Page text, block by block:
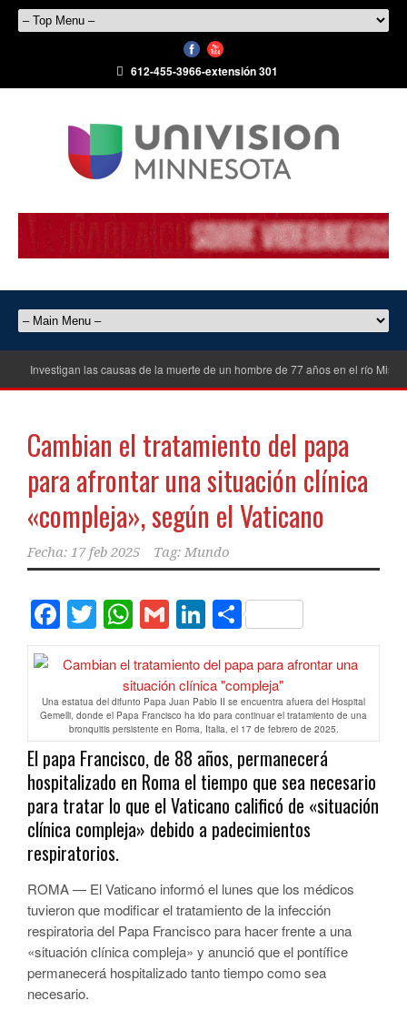
612-455-3966-extensión 301
Investigan las causas de la muerte de un hombre de 77 años en el río
Cambian el tratamiento del papa
para afrontar una situación clínica
«compleja», según el Vaticano
Fecha: 17 feb 2025 Tag: Mundo
Facebook
Twitter
WhatsApp
GmailLinkedIn
Compartir
Una estatua del difunto Papa Juan Pablo II se encuentra afuera del Hospital
Gemelli, donde el Papa Francisco ha ido para continuar el tratamiento de una
bronquitis persistente en Roma, Italia, el 17 de febrero de 2025.
El papa Francisco, de 88 años, permanecerá
hospitalizado en Roma el tiempo que sea necesario
para tratar lo que el Vaticano calificó de «situación
clínica compleja» debido a padecimientos
respiratorios.
ROMA — El Vaticano informó el lunes que los médicos
tuvieron que modificar el tratamiento de la infección
respiratoria del Papa Francisco para hacer frente a una
«situación clínica compleja» y anunció que el pontífice
permanecerá hospitalizado tanto tiempo como sea
necesario.